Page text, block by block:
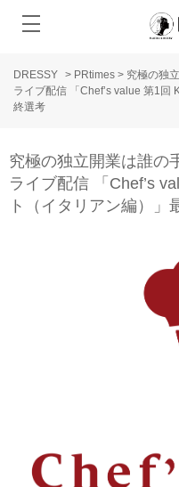
DRESSY > PRtimes > 究極の独
ライブ配信 「Chef’s value 第1回
終選考
究極の独立開業は誰の
ライブ配信 「Chef’s
ト（イタリアン編）」